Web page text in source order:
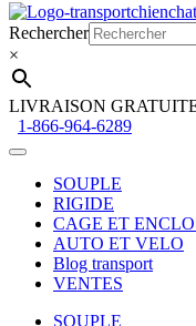
Aller
à
la
navigation
Aller
au
contenu
Rechercher
×
LIVRAISON
1-866-964-6289
SOUPLE
RIGIDE
CAGE ET
AUTO ET VELO
Blog transport
VENTES
SOUPLE